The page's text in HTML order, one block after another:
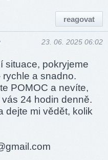
reagovat
23. 06. 2025 06:02
situace, pokryjeme
a snadno.
POMOC a nevíte,
24 hodin denně.
dejte mi vědět, kolik